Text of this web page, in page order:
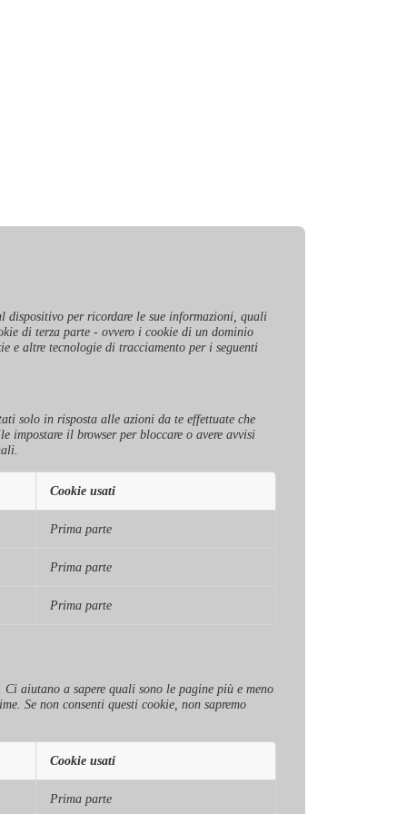
dispositivo per ricordare le sue informazioni, quali
di terza parte - ovvero i cookie di un dominio
e altre tecnologie di tracciamento per i seguenti
solo in risposta alle azioni da te effettuate che
impostare il browser per bloccare o avere avvisi
Cookie usati
Prima parte
Prima parte
Prima parte
aiutano a sapere quali sono le pagine più e meno
Se non consenti questi cookie, non sapremo
Cookie usati
Prima parte